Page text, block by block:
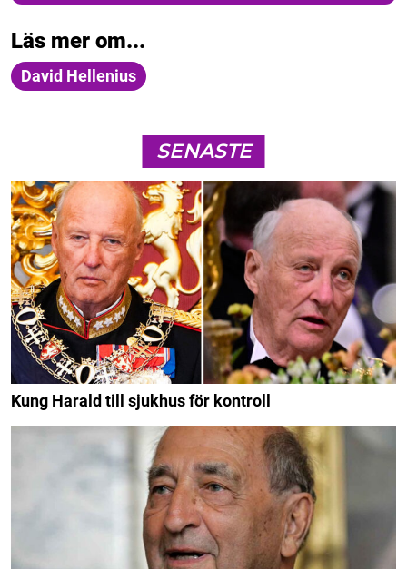
Läs mer om...
David Hellenius
SENASTE
Kung Harald till sjukhus för kontroll